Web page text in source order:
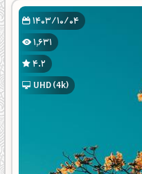
1403/10/04
1,631
4.2
UHD (4k)